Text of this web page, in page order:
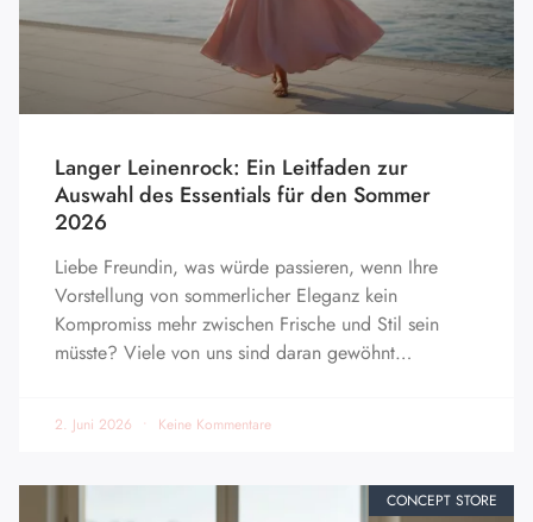
Langer Leinenrock: Ein Leitfaden zur
Auswahl des Essentials für den Sommer
2026
Liebe Freundin, was würde passieren, wenn Ihre
Vorstellung von sommerlicher Eleganz kein
Kompromiss mehr zwischen Frische und Stil sein
müsste? Viele von uns sind daran gewöhnt…
2. Juni 2026 Keine Kommentare
CONCEPT STORE